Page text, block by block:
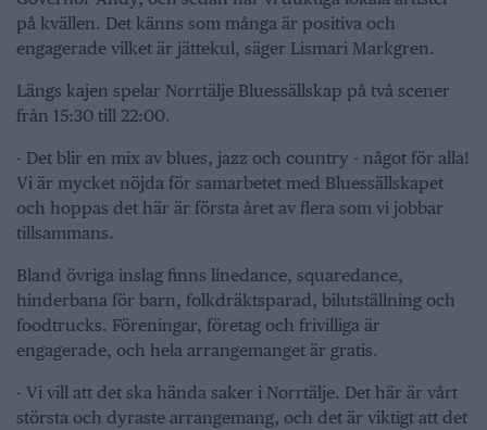
på kvällen. Det känns som många är positiva och
engagerade vilket är jättekul, säger Lismari Markgren.
Längs kajen spelar Norrtälje Bluessällskap på två scener
från 15:30 till 22:00.
- Det blir en mix av blues, jazz och country - något för alla!
Vi är mycket nöjda för samarbetet med Bluessällskapet
och hoppas det här är första året av flera som vi jobbar
tillsammans.
Bland övriga inslag finns linedance, squaredance,
hinderbana för barn, folkdräktsparad, bilutställning och
foodtrucks. Föreningar, företag och frivilliga är
engagerade, och hela arrangemanget är gratis.
- Vi vill att det ska hända saker i Norrtälje. Det här är vårt
största och dyraste arrangemang, och det är viktigt att det